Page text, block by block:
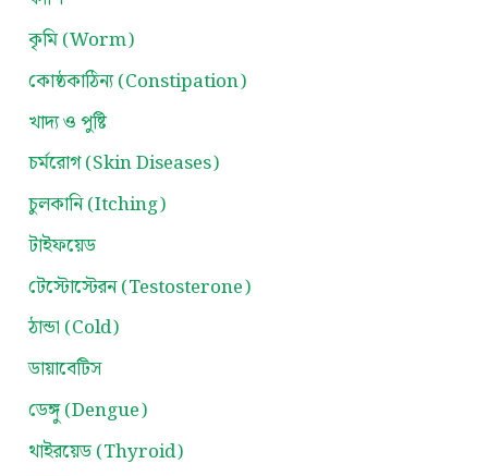
কৃমি (Worm)
কোষ্ঠকাঠিন্য (Constipation)
খাদ্য ও পুষ্টি
চর্মরোগ (Skin Diseases)
চুলকানি (Itching)
টাইফয়েড
টেস্টোস্টেরন (Testosterone)
ঠান্ডা (Cold)
ডায়াবেটিস
ডেঙ্গু (Dengue)
থাইরয়েড (Thyroid)